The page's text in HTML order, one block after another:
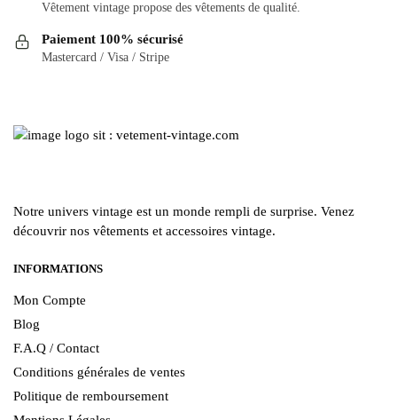
Vêtement vintage propose des vêtements de qualité.
Paiement 100% sécurisé
Mastercard / Visa / Stripe
Notre univers vintage est un monde rempli de surprise. Venez
découvrir nos vêtements et accessoires vintage.
INFORMATIONS
Mon Compte
Blog
F.A.Q / Contact
Conditions générales de ventes
Politique de remboursement